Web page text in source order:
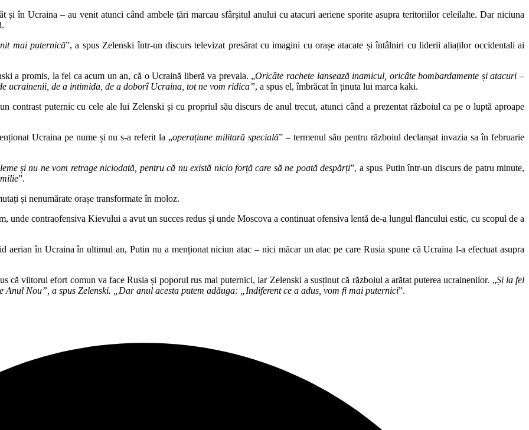
și în Ucraina – au venit atunci când ambele țări marcau sfârșitul anului cu atacuri aeriene sporite asupra teritoriilor celeilalte. Dar niciuna
mai puternică”, a spus Zelenski într-un discurs televizat presărat cu imagini cu orașe atacate și întâlniri cu liderii aliaților occidentali ai
a promis, la fel ca acum un an, că o Ucraină liberă va prevala. „Oricâte rachete lansează inamicul, oricâte bombardamente și atacuri –
ucrainenii, de a intimida, de a doborî Ucraina, tot ne vom ridica”, a spus el, îmbrăcat în ținuta lui marca kaki.
contrast puternic cu cele ale lui Zelenski și cu propriul său discurs de anul trecut, atunci când a prezentat războiul ca pe o luptă aproape
Ucraina pe nume și nu s-a referit la „operațiune militară specială” – termenul său pentru războiul declanșat invazia sa în februarie
și nu ne vom retrage niciodată, pentru că nu există nicio forță care să ne poată despărți”, a spus Putin într-un discurs de patru minute,
”.
și nenumărate orașe transformate în moloz.
contraofensiva Kievului a avut un succes redus și unde Moscova a continuat ofensiva lentă de-a lungul flancului estic, cu scopul de a
în Ucraina în ultimul an, Putin nu a menționat niciun atac – nici măcar un atac pe care Rusia spune că Ucraina l-a efectuat asupra
că viitorul efort comun va face Rusia și poporul rus mai puternici, iar Zelenski a susținut că războiul a arătat puterea ucrainenilor. „Și la fel
Anul Nou”, a spus Zelenski. „Dar anul acesta putem adăuga: „Indiferent ce a adus, vom fi mai puternici”.